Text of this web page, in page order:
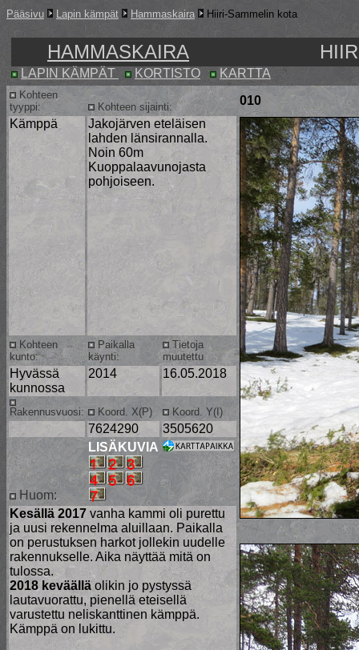
Pääsivu Lapin kämpät Hammaskaira Hiiri-Sammelin kota
HAMMASKAIRA
LAPIN KÄMPÄT KORTISTO KARTTA
Kohteen
tyyppi:
Kohteen sijainti:
010
Kämppä
Jakojärven eteläisen
lahden länsirannalla.
Noin 60m
Kuoppalaavunojasta
pohjoiseen.
Kohteen
kunto:
Paikalla
käynti:
Tietoja
muutettu
Hyvässä
kunnossa
2014 16.05.2018
Rakennusvuosi: Koord. X(P) Koord. Y(I)
7624290 3505620
Huom:
LISÄKUVIA
Kesällä 2017 vanha kammi oli purettu
ja uusi rekennelma aluillaan. Paikalla
on perustuksen harkot jollekin uudelle
rakennukselle. Aika näyttää mitä on
tulossa.
2018 keväälläolikin jo pystyssä
lautavuorattu, pienellä eteisellä
varustettu neliskanttinen kämppä.
Kämppä on lukittu.